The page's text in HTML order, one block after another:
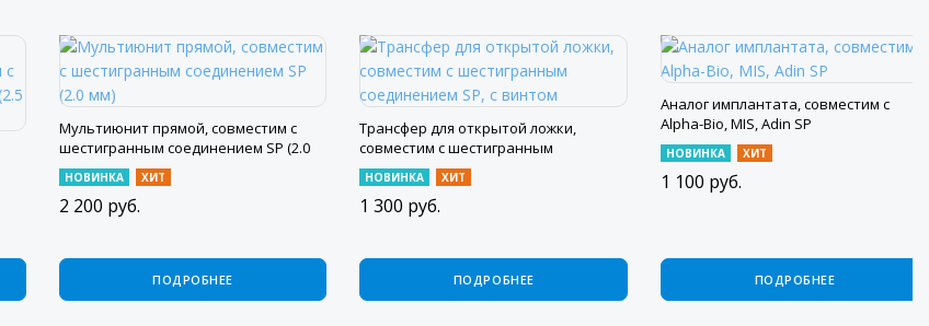
Мультиюнит прямой, совместим с
шестигранным соединением SP (2.0
мм)
НОВИНКА ХИТ
2 200 руб.
ПОДРОБНЕЕ
Трансфер для открытой ложки,
совместим с шестигранным
соединением SP, с винтом
НОВИНКА ХИТ
1 300 руб.
ПОДРОБНЕЕ
Аналог имплантата, совместим с
Alpha-Bio, MIS, Adin SP
НОВИНКА ХИТ
1 100 руб.
ПОДРОБНЕЕ